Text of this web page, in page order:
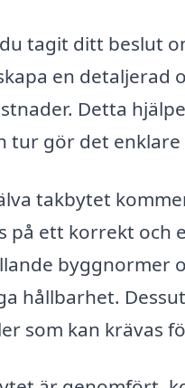
tagit ditt beslut
en detaljerad
Detta
tur gör det
takbytet
på ett korrekt och
byggnormer
hållbarhet.
som kan krävas